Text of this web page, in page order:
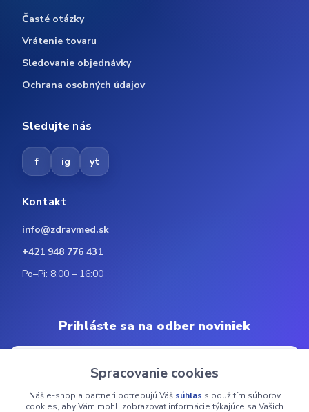
Časté otázky
Vrátenie tovaru
Sledovanie objednávky
Ochrana osobných údajov
Sledujte nás
f ig yt
Kontakt
info@zdravmed.sk
+421 948 776 431
Po–Pi: 8:00 – 16:00
Prihláste sa na odber noviniek
Odoberať
Spracovanie cookies
Náš e-shop a partneri potrebujú Váš súhlas s použitím súborov
cookies, aby Vám mohli zobrazovať informácie týkajúce sa Vašich